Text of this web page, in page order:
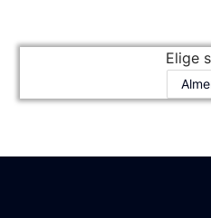
Elige